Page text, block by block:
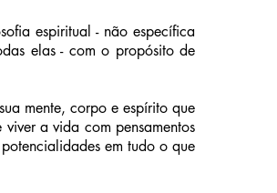
espiritual - não específica
elas - com o propósito de
mente, corpo e espírito que
a vida com pensamentos
em tudo o que